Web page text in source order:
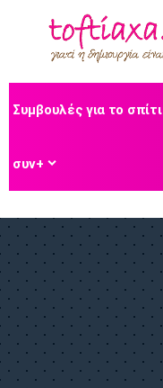
Συμβουλές για το σπίτι
συν+